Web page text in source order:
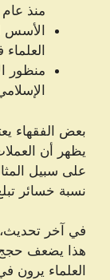
منذ عام 2008 وما تبعه من تغيرات.
الأسس
منظور
بعض الفقهاء
يظهر أن
على سبيل
نسبة خسائر تبلغ -
في آخر تحديث،
هذا يضعف حجج
العلماء يرون